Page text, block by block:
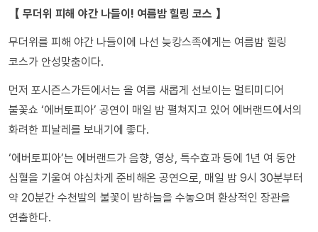
【 무더위 피해 야간 나들이! 여름밤 힐링 코스 】
무더위를 피해 야간 나들이에 나선 늦캉스족에게는 여름밤 힐링
코스가 안성맞춤이다.
먼저 포시즌스가든에서는 올 여름 새롭게 선보이는 멀티미디어
불꽃쇼 ‘에버토피아’ 공연이 매일 밤 펼쳐지고 있어 에버랜드에서의
화려한 피날레를 보내기에 좋다.
‘에버토피아’는 에버랜드가 음향, 영상, 특수효과 등에 1년 여 동안
심혈을 기울여 야심차게 준비해온 공연으로, 매일 밤 9시 30분부터
약 20분간 수천발의 불꽃이 밤하늘을 수놓으며 환상적인 장관을
연출한다.